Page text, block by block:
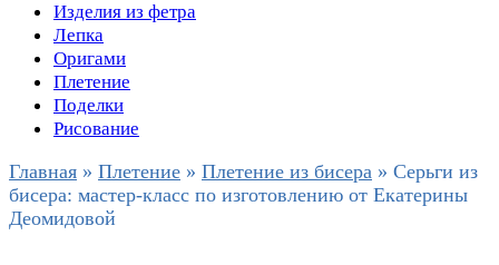
Изделия из фетра
Лепка
Оригами
Плетение
Поделки
Рисование
Главная » Плетение » Плетение из бисера » Серьги из
бисера: мастер-класс по изготовлению от Екатерины
Деомидовой